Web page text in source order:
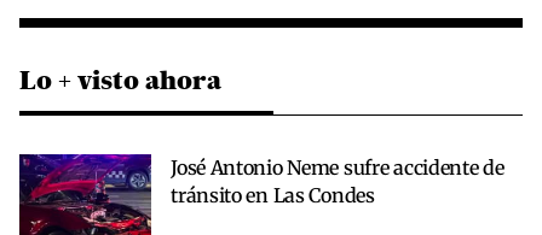
Lo + visto ahora
José Antonio Neme sufre accidente de
tránsito en Las Condes